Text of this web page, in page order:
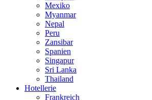
Mexiko
Myanmar
Nepal
Peru
Zansibar
Spanien
Singapur
Sri Lanka
Thailand
Hotellerie
Frankreich